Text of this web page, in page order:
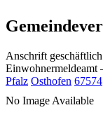
Anschrift geschäftlich
Einwohnermeldeamt
Pfalz Osthofen 67574
No Image Available